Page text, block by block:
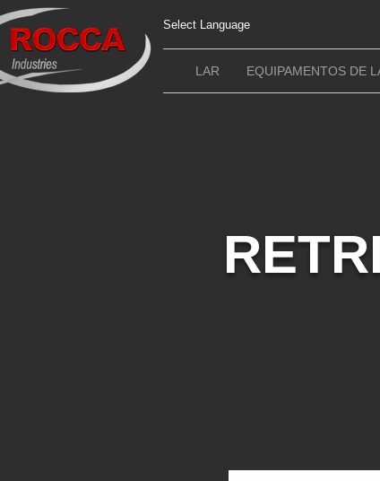
Select Language
LAR EQUIPAMENTOS DE